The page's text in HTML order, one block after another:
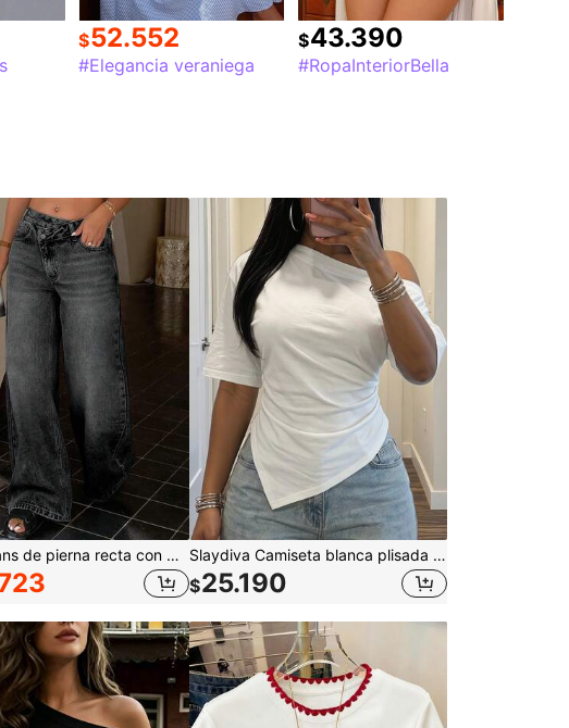
$52.552
#Elegancia veraniega
$43.390
#RopaInteriorBella
DAZY Jeans de pierna recta con diseño de cintura baja para mujer Slaydiva Camiseta blanca plisada de hombro asimétrico y hombro caído, cintura suelta asimétrica, elegante, romántica, sexy, versátil y casual, para vacaciones de primavera/verano, playa, fiesta, cita y cumpleaños -A
$25.190